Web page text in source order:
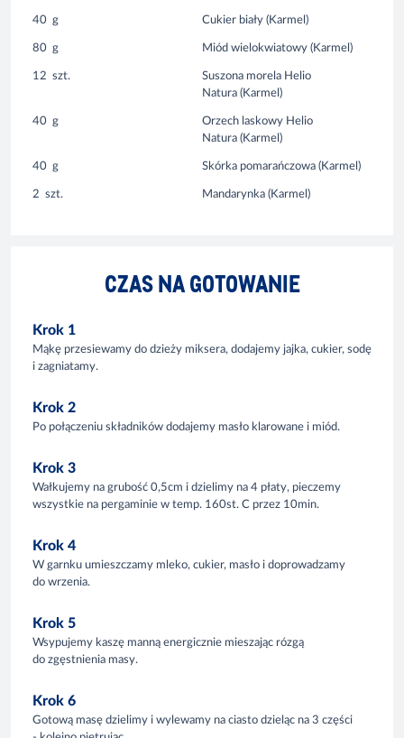
40 g Cukier biały (Karmel)
80 g Miód wielokwiatowy (Karmel)
12 szt.
Suszona morela Helio
Natura (Karmel)
40 g
Orzech laskowy Helio
Natura (Karmel)
40 g Skórka pomarańczowa (Karmel)
2 szt. Mandarynka (Karmel)
CZAS NA GOTOWANIE
Krok 1
Mąkę przesiewamy do dzieży miksera, dodajemy jajka, cukier, sodę
i zagniatamy.
Krok 2
Po połączeniu składników dodajemy masło klarowane i miód.
Krok 3
Wałkujemy na grubość 0,5cm i dzielimy na 4 płaty, pieczemy
wszystkie na pergaminie w temp. 160st. C przez 10min.
Krok 4
W garnku umieszczamy mleko, cukier, masło i doprowadzamy
do wrzenia.
Krok 5
Wsypujemy kaszę manną energicznie mieszając rózgą
do zgęstnienia masy.
Krok 6
Gotową masę dzielimy i wylewamy na ciasto dzieląc na 3 części